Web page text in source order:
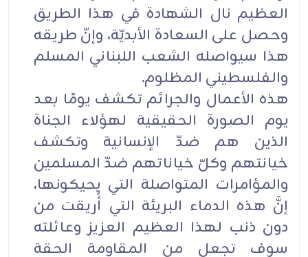
العظيم نال الشهادة في هذا الطريق
وحصل على السعادة الأبديّة، وإنّ طريقه
هذا سيواصله الشعب اللبناني المسلم
والفلسطيني المظلوم.
هذه الأعمال والجرائم تكشف يومًا بعد
يوم الصورة الحقيقية لهؤلاء الجناة
الذين هم ضدّ الإنسانية وتكشف
خيانتهم وكلّ خياناتهم ضدّ المسلمين
والمؤامرات المتواصلة التي يحيكونها،
إنَّ هذه الدماء البريئة التي أُريقت من
دون ذنب لهذا العظيم العزيز وعائلته
سوف تجعل من المقاومة الحقة